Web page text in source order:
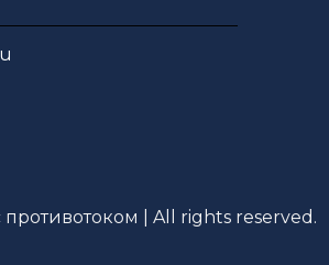
| All rights reserved.